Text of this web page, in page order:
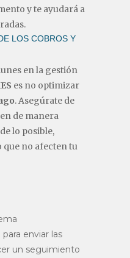
y te ayudará a
LOS COBROS Y
en la gestión
es no optimizar
. Asegúrate de
de manera
lo posible,
que no afecten tu
para enviar las
un seguimiento